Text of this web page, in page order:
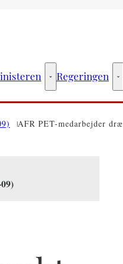
- Flere linksStatsministeren -
Regeringen
AFR PET-medarbejder